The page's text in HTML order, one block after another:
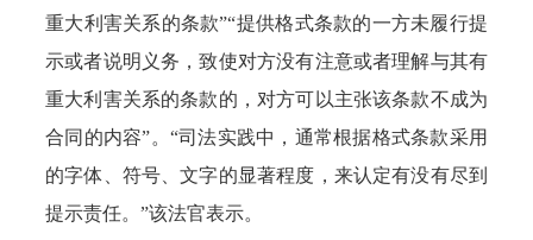
重大利害关系的条款”“提供格式条款的一方未履行提
示或者说明义务，致使对方没有注意或者理解与其有
重大利害关系的条款的，对方可以主张该条款不成为
合同的内容”。“司法实践中，通常根据格式条款采用
的字体、符号、文字的显著程度，来认定有没有尽到
提示责任。”该法官表示。